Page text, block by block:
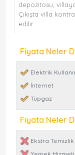
depozitosu,
Çıkışta villa
edilir.
Fiyata Neler
Elektrik
İnternet
Tüpgaz
Fiyata Neler
Ekstra Temizlik